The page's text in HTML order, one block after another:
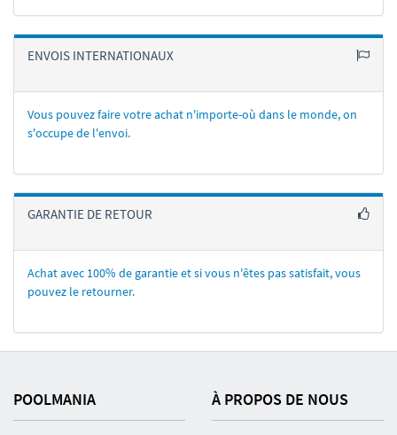
ENVOIS INTERNATIONAUX
Vous pouvez faire votre achat n'importe-où dans le monde, on
s'occupe de l'envoi.
GARANTIE DE RETOUR
Achat avec 100% de garantie et si vous n'êtes pas satisfait, vous
pouvez le retourner.
POOLMANIA À PROPOS DE NOUS